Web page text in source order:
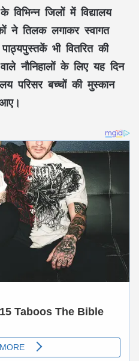
जिलों में विद्यालय
ने तिलक लगाकर स्वागत
पाठ्यपुस्तकें भी वितरित की
नौनिहालों के लिए यह दिन
परिसर बच्चों की मुस्कान